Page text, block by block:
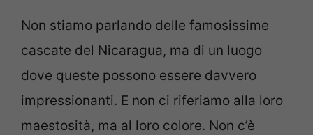
Non stiamo parlando delle famosissime
cascate del Nicaragua, ma di un luogo
dove queste possono essere davvero
impressionanti. E non ci riferiamo alla loro
maestosità, ma al loro colore. Non c’è